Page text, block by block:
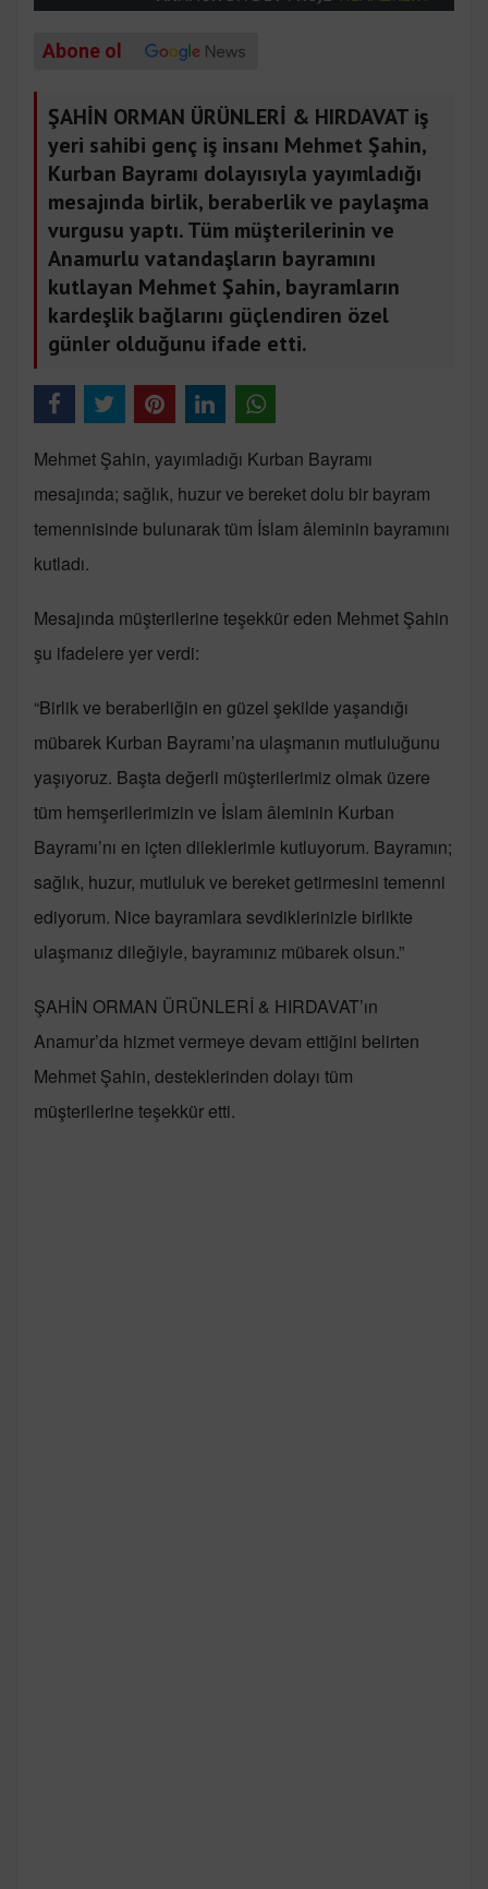
Abone ol
ŞAHİN ORMAN ÜRÜNLERİ & HIRDAVAT iş
yeri sahibi genç iş insanı Mehmet Şahin,
Kurban Bayramı dolayısıyla yayımladığı
mesajında birlik, beraberlik ve paylaşma
vurgusu yaptı. Tüm müşterilerinin ve
Anamurlu vatandaşların bayramını
kutlayan Mehmet Şahin, bayramların
kardeşlik bağlarını güçlendiren özel
günler olduğunu ifade etti.
Mehmet Şahin, yayımladığı Kurban Bayramı
mesajında; sağlık, huzur ve bereket dolu bir bayram
temennisinde bulunarak tüm İslam âleminin bayramını
kutladı.
Mesajında müşterilerine teşekkür eden Mehmet Şahin
şu ifadelere yer verdi:
“Birlik ve beraberliğin en güzel şekilde yaşandığı
mübarek Kurban Bayramı’na ulaşmanın mutluluğunu
yaşıyoruz. Başta değerli müşterilerimiz olmak üzere
tüm hemşerilerimizin ve İslam âleminin Kurban
Bayramı’nı en içten dileklerimle kutluyorum. Bayramın;
sağlık, huzur, mutluluk ve bereket getirmesini temenni
ediyorum. Nice bayramlara sevdiklerinizle birlikte
ulaşmanız dileğiyle, bayramınız mübarek olsun.”
ŞAHİN ORMAN ÜRÜNLERİ & HIRDAVAT’ın
Anamur’da hizmet vermeye devam ettiğini belirten
Mehmet Şahin, desteklerinden dolayı tüm
müşterilerine teşekkür etti.